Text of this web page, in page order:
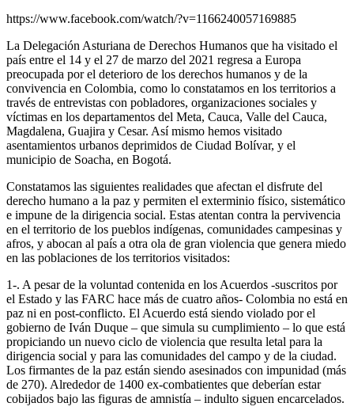
https://www.facebook.com/watch/?v=1166240057169885
La Delegación Asturiana de Derechos Humanos que ha visitado el
país entre el 14 y el 27 de marzo del 2021 regresa a Europa
preocupada por el deterioro de los derechos humanos y de la
convivencia en Colombia, como lo constatamos en los territorios a
través de entrevistas con pobladores, organizaciones sociales y
víctimas en los departamentos del Meta, Cauca, Valle del Cauca,
Magdalena, Guajira y Cesar. Así mismo hemos visitado
asentamientos urbanos deprimidos de Ciudad Bolívar, y el
municipio de Soacha, en Bogotá.
Constatamos las siguientes realidades que afectan el disfrute del
derecho humano a la paz y permiten el exterminio físico, sistemático
e impune de la dirigencia social. Estas atentan contra la pervivencia
en el territorio de los pueblos indígenas, comunidades campesinas y
afros, y abocan al país a otra ola de gran violencia que genera miedo
en las poblaciones de los territorios visitados:
1-. A pesar de la voluntad contenida en los Acuerdos -suscritos por
el Estado y las FARC hace más de cuatro años- Colombia no está en
paz ni en post-conflicto. El Acuerdo está siendo violado por el
gobierno de Iván Duque – que simula su cumplimiento – lo que está
propiciando un nuevo ciclo de violencia que resulta letal para la
dirigencia social y para las comunidades del campo y de la ciudad.
Los firmantes de la paz están siendo asesinados con impunidad (más
de 270). Alrededor de 1400 ex-combatientes que deberían estar
cobijados bajo las figuras de amnistía – indulto siguen encarcelados.